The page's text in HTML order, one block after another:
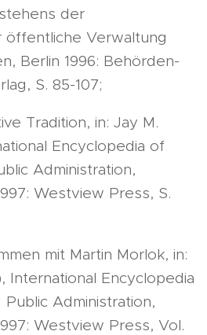
der
öffentliche Verwaltung
Berlin 1996: Behörden-
S. 85-107;
Tradition, in: Jay M.
Encyclopedia of
Administration,
Westview Press, S.
mit Martin Morlok, in:
International Encyclopedia
Administration,
Westview Press, Vol.